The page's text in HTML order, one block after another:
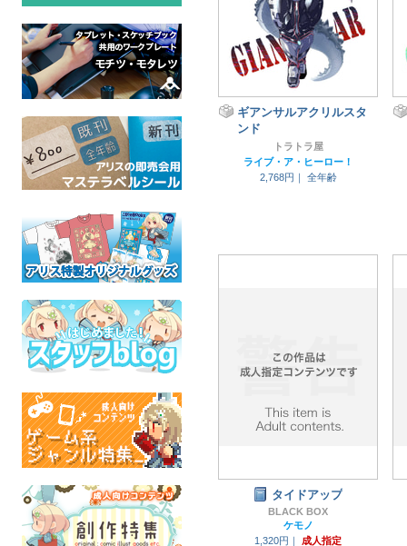
ギアンサルアクリルスタ
ンド
トラトラ屋
ライブ・ア・ヒーロー！
2,768円｜
全年齢
タイドアップ
BLACK BOX
ケモノ
1,320円｜
成人指定